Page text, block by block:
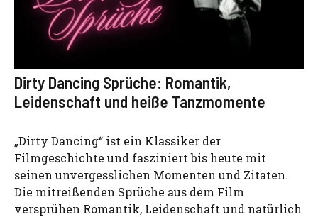
Dirty Dancing Sprüche: Romantik,
Leidenschaft und heiße Tanzmomente
„Dirty Dancing“ ist ein Klassiker der
Filmgeschichte und fasziniert bis heute mit
seinen unvergesslichen Momenten und Zitaten.
Die mitreißenden Sprüche aus dem Film
versprühen Romantik, Leidenschaft und natürlich